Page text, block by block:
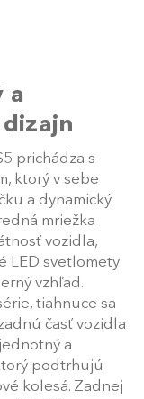
a
prichádza s
ktorý v sebe
a dynamický
mriežka
vozidla,
LED svetlomety
vzhľad.
tiahnuce sa
časť vozidla
a
podtrhujú
kolesá. Zadnej